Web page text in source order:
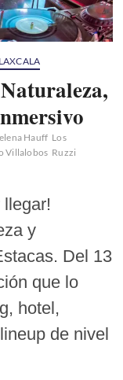
Hauff Los
Villalobos Ruzzi
llegar!
y
Del 13
que lo
hotel,
de nivel